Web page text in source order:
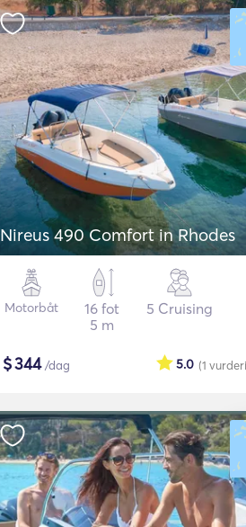
Nireus 490 Comfort in Rhodes
Motorbåt
16 fot
5 m
5 Cruising
$344/dag (1
5.0